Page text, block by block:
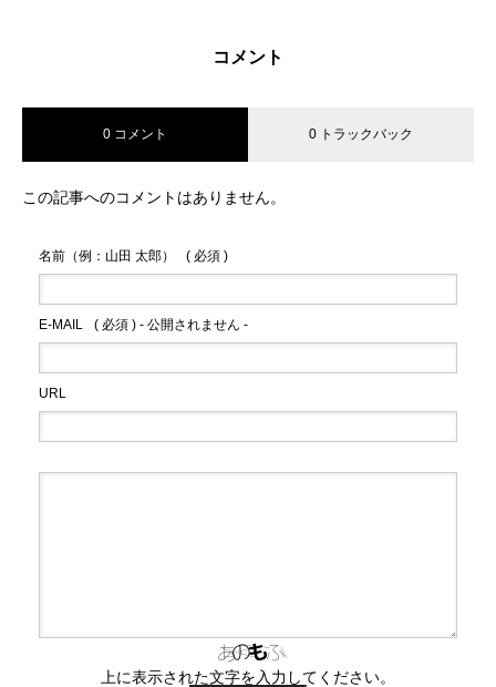
コメント
0 コメント 0 トラックバック
この記事へのコメントはありません。
名前（例：山田 太郎） ( 必須 )
E-MAIL ( 必須 ) - 公開されません -
URL
上に表示された文字を入力してください。